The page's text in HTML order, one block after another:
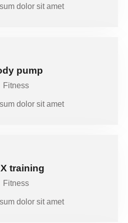
dolor sit amet
pump
Fitness
dolor sit amet
training
Fitness
dolor sit amet